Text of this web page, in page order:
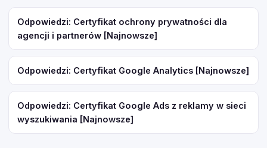
Odpowiedzi: Certyfikat ochrony prywatności dla
agencji i partnerów [Najnowsze]
Odpowiedzi: Certyfikat Google Analytics [Najnowsze]
Odpowiedzi: Certyfikat Google Ads z reklamy w sieci
wyszukiwania [Najnowsze]